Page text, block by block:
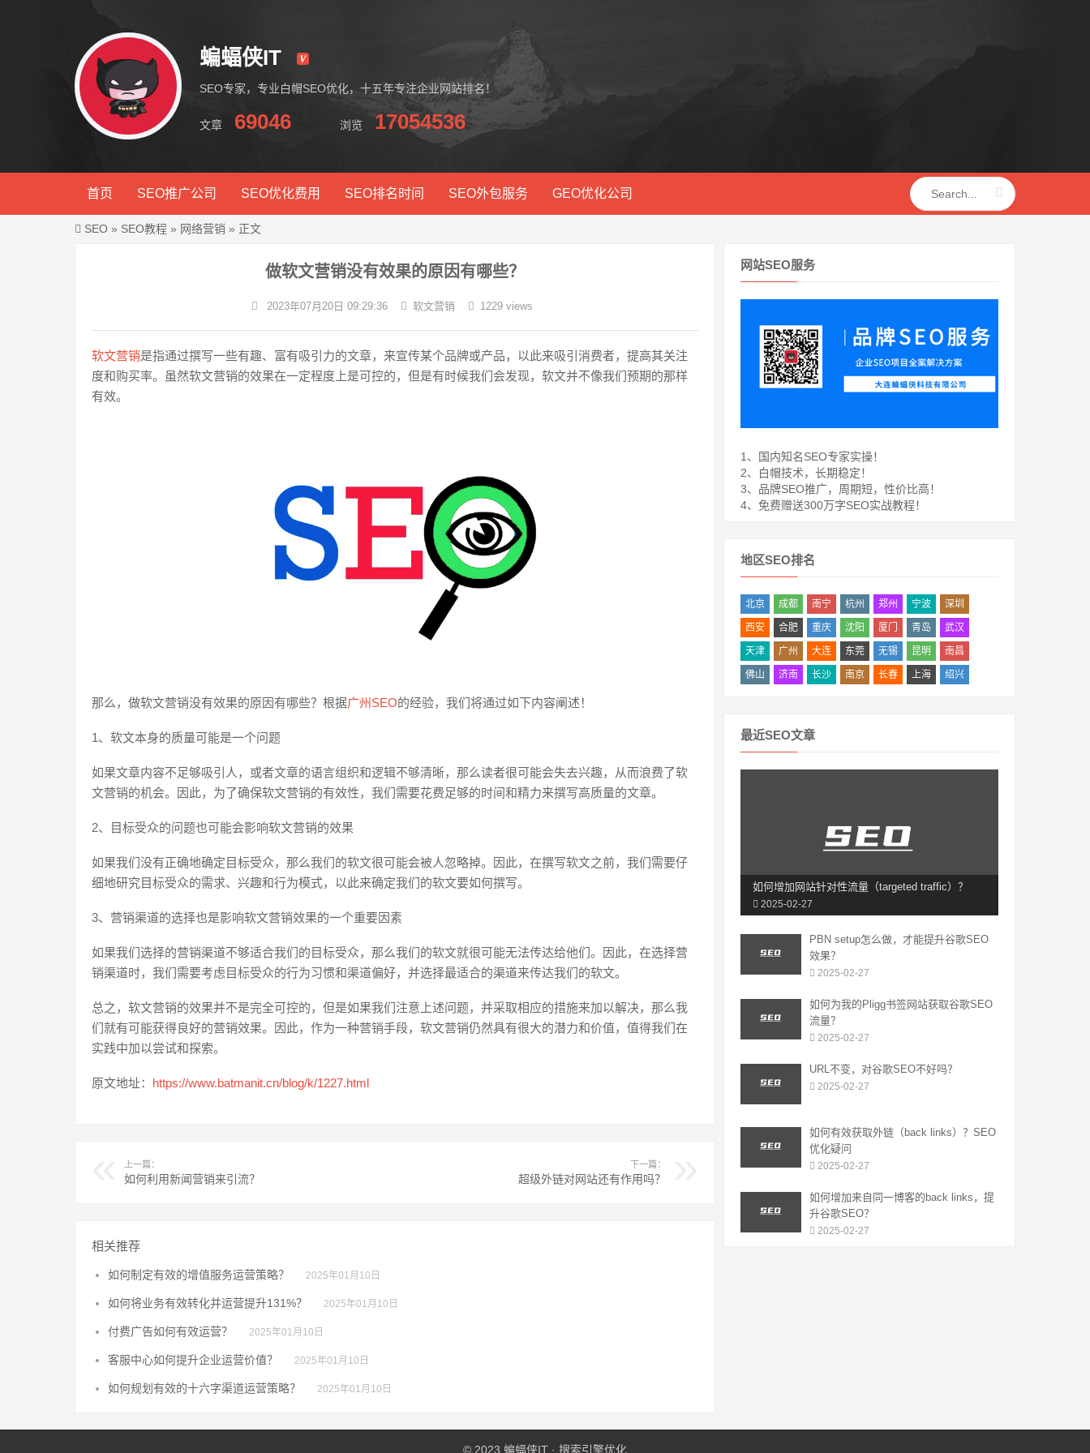
蝙蝠侠IT
SEO专家，专业白帽SEO优化，十五年专注企业网站排名！
文章 69046 浏览 17054536
首页 SEO推广公司 SEO优化费用 SEO排名时间 SEO外包服务 GEO优化公司
SEO » SEO教程 » 网络营销 » 正文
做软文营销没有效果的原因有哪些？
2023年07月20日 09:29:36 软文营销 1229 views
软文营销是指通过撰写一些有趣、富有吸引力的文章，来宣传某个品牌或产品，以此来吸引消费者，提高其关注
度和购买率。虽然软文营销的效果在一定程度上是可控的，但是有时候我们会发现，软文并不像我们预期的那样
有效。
那么，做软文营销没有效果的原因有哪些？根据广州SEO的经验，我们将通过如下内容阐述！
1、软文本身的质量可能是一个问题
如果文章内容不足够吸引人，或者文章的语言组织和逻辑不够清晰，那么读者很可能会失去兴趣，从而浪费了软
文营销的机会。因此，为了确保软文营销的有效性，我们需要花费足够的时间和精力来撰写高质量的文章。
2、目标受众的问题也可能会影响软文营销的效果
如果我们没有正确地确定目标受众，那么我们的软文很可能会被人忽略掉。因此，在撰写软文之前，我们需要仔
细地研究目标受众的需求、兴趣和行为模式，以此来确定我们的软文要如何撰写。
3、营销渠道的选择也是影响软文营销效果的一个重要因素
如果我们选择的营销渠道不够适合我们的目标受众，那么我们的软文就很可能无法传达给他们。因此，在选择营
销渠道时，我们需要考虑目标受众的行为习惯和渠道偏好，并选择最适合的渠道来传达我们的软文。
总之，软文营销的效果并不是完全可控的，但是如果我们注意上述问题，并采取相应的措施来加以解决，那么我
们就有可能获得良好的营销效果。因此，作为一种营销手段，软文营销仍然具有很大的潜力和价值，值得我们在
实践中加以尝试和探索。
原文地址： https://www.batmanit.cn/blog/k/1227.html
上一篇：
如何利用新闻营销来引流？
下一篇：
超级外链对网站还有作用吗？
相关推荐
如何制定有效的增值服务运营策略？ 2025年01月10日
如何将业务有效转化并运营提升131%？ 2025年01月10日
付费广告如何有效运营？ 2025年01月10日
客服中心如何提升企业运营价值？ 2025年01月10日
如何规划有效的十六字渠道运营策略？ 2025年01月10日
网站SEO服务
1、国内知名SEO专家实操！
2、白帽技术，长期稳定！
3、品牌SEO推广，周期短，性价比高！
4、免费赠送300万字SEO实战教程！
地区SEO排名
北京 成都 南宁 杭州 郑州 宁波 深圳
西安 合肥 重庆 沈阳 厦门 青岛 武汉
天津 广州 大连 东莞 无锡 昆明 南昌
佛山 济南 长沙 南京 长春 上海 绍兴
最近SEO文章
如何增加网站针对性流量（targeted traffic）？
2025-02-27
PBN setup怎么做，才能提升谷歌SEO
效果？
2025-02-27
如何为我的Pligg书签网站获取谷歌SEO
流量？
2025-02-27
URL不变，对谷歌SEO不好吗？
2025-02-27
如何有效获取外链（back links）？SEO
优化疑问
2025-02-27
如何增加来自同一博客的back links，提
升谷歌SEO？
2025-02-27
© 2023 蝙蝠侠IT · 搜索引擎优化